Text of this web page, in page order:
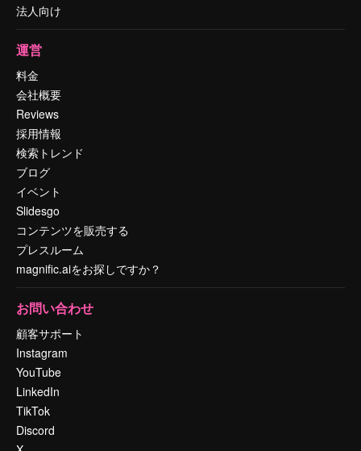
法人向け
運営
料金
会社概要
Reviews
採用情報
検索トレンド
ブログ
イベント
Slidesgo
コンテンツを販売する
プレスルーム
magnific.aiをお探しですか？
お問い合わせ
顧客サポート
Instagram
YouTube
LinkedIn
TikTok
Discord